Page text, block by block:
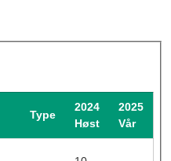
Type
2024
Høst
2025
Vår